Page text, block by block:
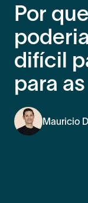
Por
difícil
para
Mauricio